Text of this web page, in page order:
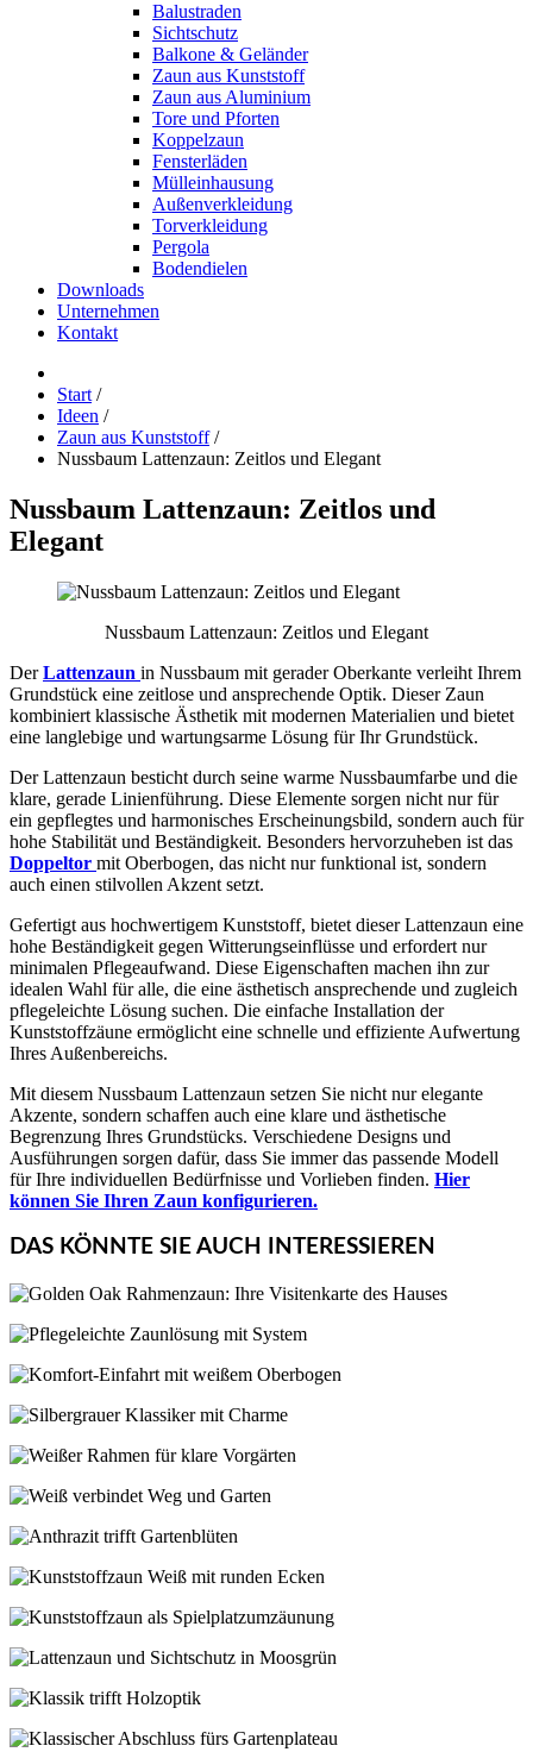
Balustraden
Sichtschutz
Balkone & Geländer
Zaun aus Kunststoff
Zaun aus Aluminium
Tore und Pforten
Koppelzaun
Fensterläden
Mülleinhausung
Außenverkleidung
Torverkleidung
Pergola
Bodendielen
Downloads
Unternehmen
Kontakt
Start /
Ideen /
Zaun aus Kunststoff /
Nussbaum Lattenzaun: Zeitlos und Elegant
Nussbaum Lattenzaun: Zeitlos und
Elegant
Nussbaum Lattenzaun: Zeitlos und Elegant
DerLattenzaun in Nussbaum mit gerader Oberkante verleiht Ihrem
Grundstück eine zeitlose und ansprechende Optik. Dieser Zaun
kombiniert klassische Ästhetik mit modernen Materialien und bietet
eine langlebige und wartungsarme Lösung für Ihr Grundstück.
Der Lattenzaun besticht durch seine warme Nussbaumfarbe und die
klare, gerade Linienführung. Diese Elemente sorgen nicht nur für
ein gepflegtes und harmonisches Erscheinungsbild, sondern auch für
hohe Stabilität und Beständigkeit. Besonders hervorzuheben ist das
Doppeltor mit Oberbogen, das nicht nur funktional ist, sondern
auch einen stilvollen Akzent setzt.
Gefertigt aus hochwertigem Kunststoff, bietet dieser Lattenzaun eine
hohe Beständigkeit gegen Witterungseinflüsse und erfordert nur
minimalen Pflegeaufwand. Diese Eigenschaften machen ihn zur
idealen Wahl für alle, die eine ästhetisch ansprechende und zugleich
pflegeleichte Lösung suchen. Die einfache Installation der
Kunststoffzäune ermöglicht eine schnelle und effiziente Aufwertung
Ihres Außenbereichs.
Mit diesem Nussbaum Lattenzaun setzen Sie nicht nur elegante
Akzente, sondern schaffen auch eine klare und ästhetische
Begrenzung Ihres Grundstücks. Verschiedene Designs und
Ausführungen sorgen dafür, dass Sie immer das passende Modell
für Ihre individuellen Bedürfnisse und Vorlieben finden. Hier
können Sie Ihren Zaun konfigurieren.
DAS KÖNNTE SIE AUCH INTERESSIEREN